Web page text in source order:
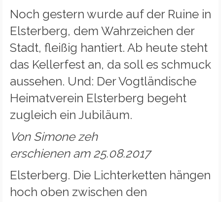
Noch gestern wurde auf der Ruine in
Elsterberg, dem Wahrzeichen der
Stadt, fleißig hantiert. Ab heute steht
das Kellerfest an, da soll es schmuck
aussehen. Und: Der Vogtländische
Heimatverein Elsterberg begeht
zugleich ein Jubiläum.
Von Simone zeh
erschienen am 25.08.2017
Elsterberg. Die Lichterketten hängen
hoch oben zwischen den